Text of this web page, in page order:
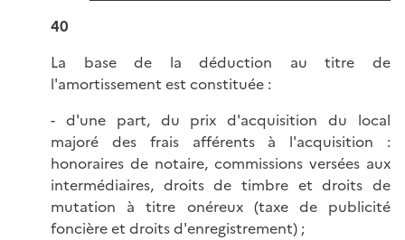
40
La base de la déduction au titre de
l'amortissement est constituée :
- d'une part, du prix d'acquisition du local
majoré des frais afférents à l'acquisition :
honoraires de notaire, commissions versées aux
intermédiaires, droits de timbre et droits de
mutation à titre onéreux (taxe de publicité
foncière et droits d'enregistrement) ;